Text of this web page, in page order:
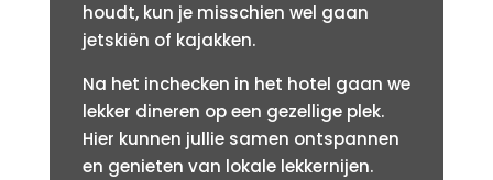
houdt, kun je misschien wel gaan
jetskiën of kajakken.
Na het inchecken in het hotel gaan we
lekker dineren op een gezellige plek.
Hier kunnen jullie samen ontspannen
en genieten van lokale lekkernijen.